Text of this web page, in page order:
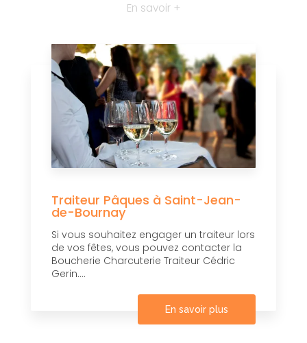
En savoir +
Traiteur Pâques à Saint-Jean-
de-Bournay
Si vous souhaitez engager un traiteur lors
de vos fêtes, vous pouvez contacter la
Boucherie Charcuterie Traiteur Cédric
Gerin....
En savoir plus